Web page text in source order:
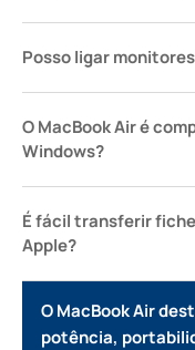
Posso ligar
O MacBook Air é
Windows?
É fácil transferir
Apple?
O MacBook Air
potência,